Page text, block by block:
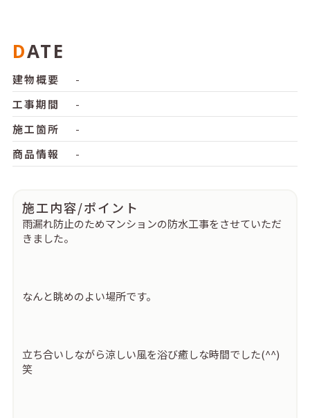
DATE
建物概要
-
工事期間
-
施工箇所
-
商品情報
-
施工内容/ポイント
雨漏れ防止のためマンションの防水工事をさせていただ
きました。
なんと眺めのよい場所です。
立ち合いしながら涼しい風を浴び癒しな時間でした(^^)
笑